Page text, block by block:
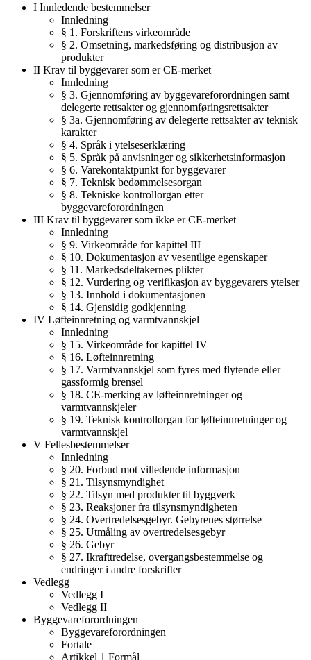
I Innledende bestemmelser
Innledning
§ 1. Forskriftens virkeområde
§ 2. Omsetning, markedsføring og distribusjon av
produkter
II Krav til byggevarer som er CE-merket
Innledning
§ 3. Gjennomføring av byggevareforordningen samt
delegerte rettsakter og gjennomføringsrettsakter
§ 3a. Gjennomføring av delegerte rettsakter av teknisk
karakter
§ 4. Språk i ytelseserklæring
§ 5. Språk på anvisninger og sikkerhetsinformasjon
§ 6. Varekontaktpunkt for byggevarer
§ 7. Teknisk bedømmelsesorgan
§ 8. Tekniske kontrollorgan etter
byggevareforordningen
III Krav til byggevarer som ikke er CE-merket
Innledning
§ 9. Virkeområde for kapittel III
§ 10. Dokumentasjon av vesentlige egenskaper
§ 11. Markedsdeltakernes plikter
§ 12. Vurdering og verifikasjon av byggevarers ytelser
§ 13. Innhold i dokumentasjonen
§ 14. Gjensidig godkjenning
IV Løfteinnretning og varmtvannskjel
Innledning
§ 15. Virkeområde for kapittel IV
§ 16. Løfteinnretning
§ 17. Varmtvannskjel som fyres med flytende eller
gassformig brensel
§ 18. CE-merking av løfteinnretninger og
varmtvannskjeler
§ 19. Teknisk kontrollorgan for løfteinnretninger og
varmtvannskjel
V Fellesbestemmelser
Innledning
§ 20. Forbud mot villedende informasjon
§ 21. Tilsynsmyndighet
§ 22. Tilsyn med produkter til byggverk
§ 23. Reaksjoner fra tilsynsmyndigheten
§ 24. Overtredelsesgebyr. Gebyrenes størrelse
§ 25. Utmåling av overtredelsesgebyr
§ 26. Gebyr
§ 27. Ikrafttredelse, overgangsbestemmelse og
endringer i andre forskrifter
Vedlegg
Vedlegg I
Vedlegg II
Byggevareforordningen
Byggevareforordningen
Fortale
Artikkel 1 Formål